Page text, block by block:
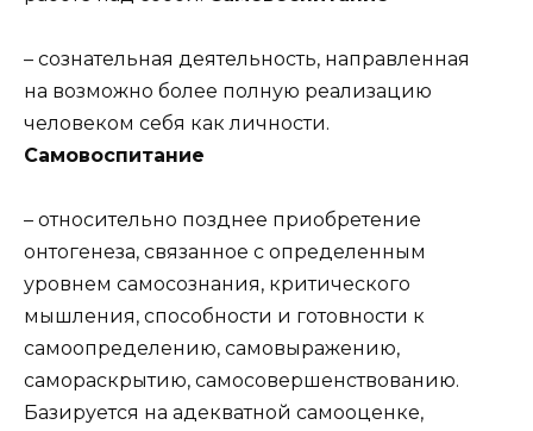
– сознательная деятельность, направленная
на возможно более полную реализацию
человеком себя как личности.
Самовоспитание
– относительно позднее приобретение
онтогенеза, связанное с определенным
уровнем самосознания, критического
мышления, способности и готовности к
самоопределению, самовыражению,
самораскрытию, самосовершенствованию.
Базируется на адекватной самооценке,